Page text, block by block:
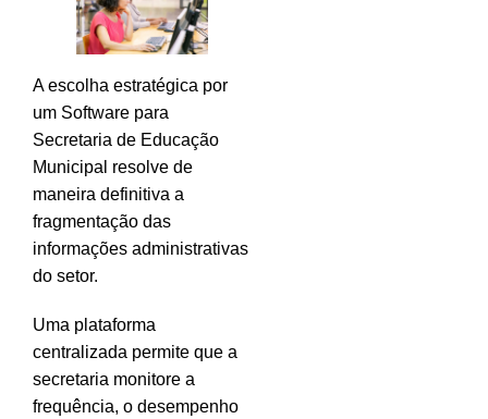
A escolha estratégica por
um Software para
Secretaria de Educação
Municipal resolve de
maneira definitiva a
fragmentação das
informações administrativas
do setor.
Uma plataforma
centralizada permite que a
secretaria monitore a
frequência, o desempenho